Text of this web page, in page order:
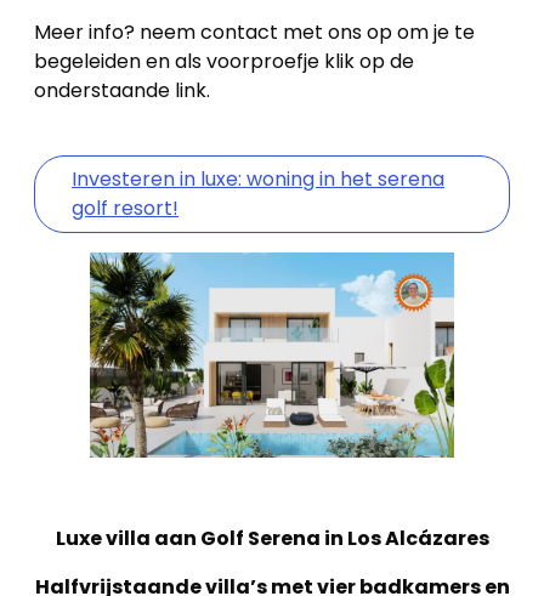
Meer info? neem contact met ons op om je te
begeleiden en als voorproefje klik op de
onderstaande link.
Investeren in luxe: woning in het serena
golf resort!
Luxe villa aan Golf Serena in Los Alcázares
Halfvrijstaande villa’s met vier badkamers en